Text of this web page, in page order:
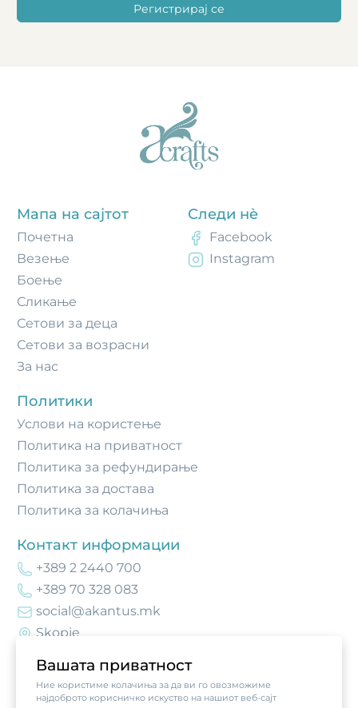
Вашата приватност
Ние користиме колачиња за да ви го овозможиме
најдоброто корисничко искуство на нашиот веб-сајт
Регистрирај се
Мапа на сајтот
Почетнa
Везење
Боење
Сликање
Сетови за деца
Сетови за возрасни
За нас
Политики
Услови на користење
Политика на приватност
Политика за рефундирање
Политика за достава
Политика за колачиња
Контакт информации
+389 2 2440 700
+389 70 328 083
social@akantus.mk
Skopje
Следи нè
Facebook
Instagram